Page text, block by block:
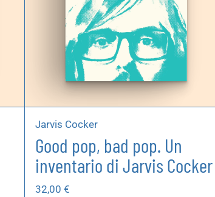
Jarvis Cocker
Good pop, bad pop. Un
inventario di Jarvis Cocker
32,00 €